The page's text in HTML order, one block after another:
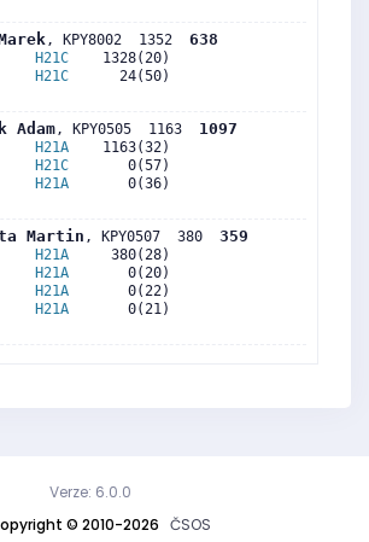
, KPY8002  1352 638
H21C
    1328(20)
H21C
      24(50)
Adam, KPY0505  1163 1097
H21A
    1163(32)
H21C
       0(57)
H21A
       0(36)
Martin , KPY0507  380 359
H21A
     380(28)
H21A
       0(20)
H21A
       0(22)
H21A
       0(21)
© 2010-2026 ČSOS
Verze: 6.0.0